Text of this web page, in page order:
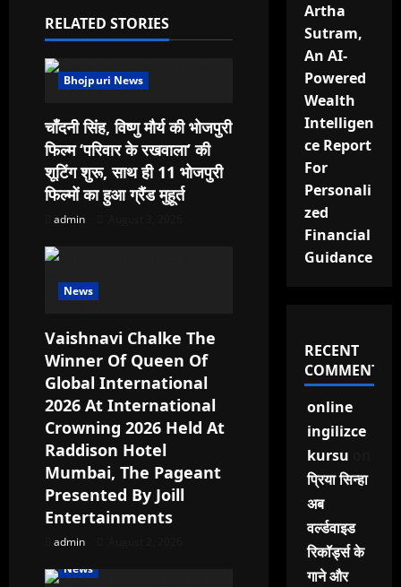
a
v
i
g
a
t
i
o
n
RELATED STORIES
Bhojpuri News
चाँदनी सिंह, विष्णु मौर्य की भोजपुरी
फिल्म ‘परिवार के रखवाला’ की
शूटिंग शुरू, साथ ही 11 भोजपुरी
फिल्मों का हुआ ग्रैंड मुहूर्त
admin
News
Vaishnavi Chalke The
Winner Of Queen Of
Global International
2026 At International
Crowning 2026 Held At
Raddison Hotel
Mumbai, The Pageant
Presented By Joill
Entertainments
admin
News
Artha
Sutram,
An AI-
Powered
Wealth
Intelligen
ce Report
For
Personali
zed
Financial
Guidance
RECENT
COMMENTS
online
ingilizce
kursu
प्रिया सिन्हा
अब
वर्ल्डवाइड
रिकॉर्ड्स के
गाने और